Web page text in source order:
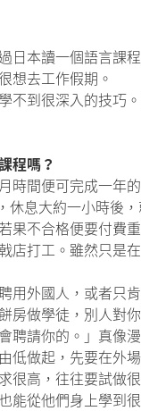
本讀一個語言課
想去工作假期。
到很深入的技巧
程嗎？
間便可完成一年
息大約一小時後
果不合格便要付費重
打工。雖然只是
外國人，或者只
做學徒，別人對
請你的。」真像
做起，先要在外
高，往往要試做
能從他們身上學到很